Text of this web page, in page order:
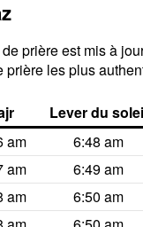
de prière est mis à
prière les plus
Lever du
am 6:48 am
am 6:49 am
am 6:50 am